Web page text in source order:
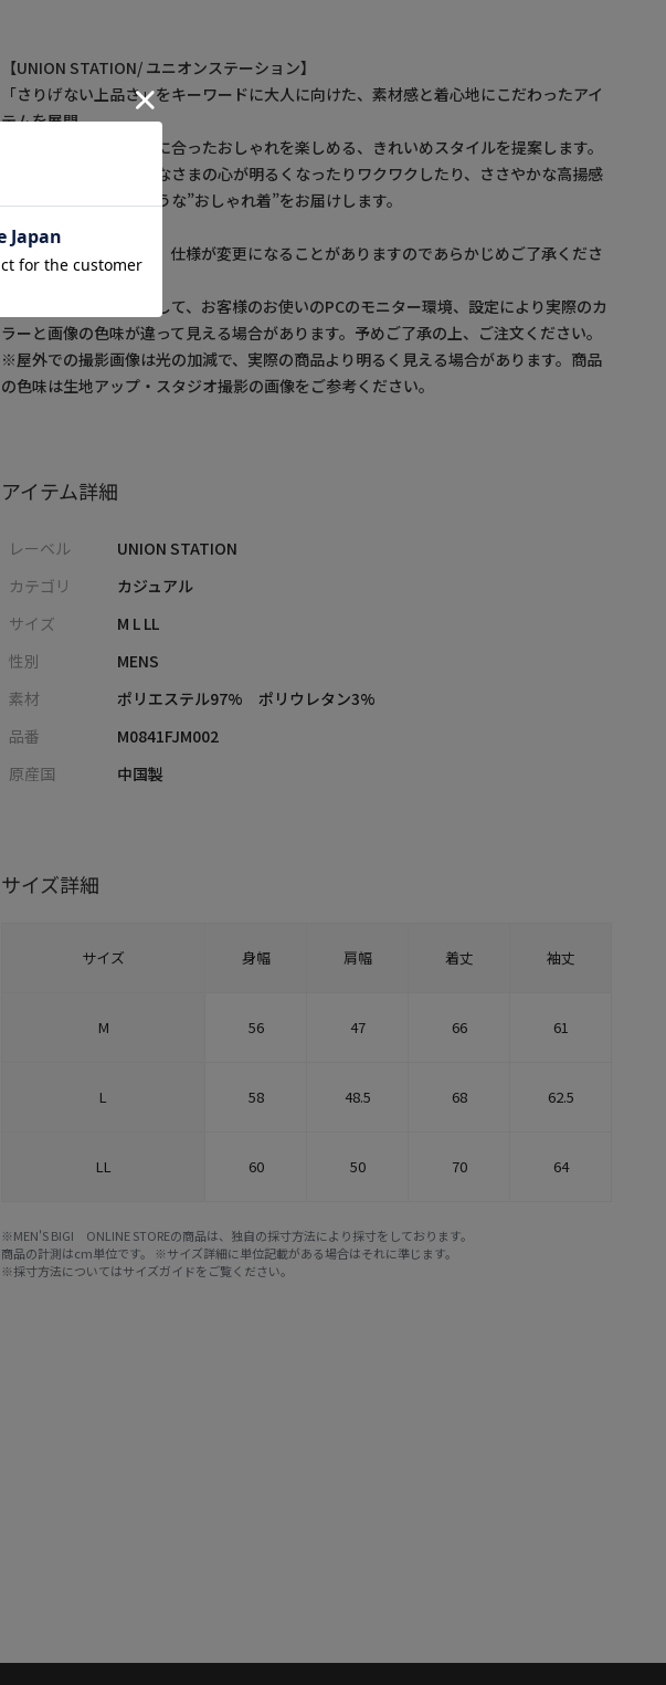
【UNION STATION/ ユニオンステーション】
「さりげない上品さ」をキーワードに大人に向けた、素材感と着心地にこだわったアイ
テムを展開。
肩ひじを張らずに自分に合ったおしゃれを楽しめる、きれいめスタイルを提案します。
私たちは服を通してみなさまの心が明るくなったりワクワクしたり、ささやかな高揚感
を感じていただけるような”おしゃれ着”をお届けします。
※画像はサンプルです。仕様が変更になることがありますのであらかじめご了承くださ
※商品の色味につきまして、お客様のお使いのPCのモニター環境、設定により実際のカ
ラーと画像の色味が違って見える場合があります。予めご了承の上、ご注文ください。
※屋外での撮影画像は光の加減で、実際の商品より明るく見える場合があります。商品
の色味は生地アップ・スタジオ撮影の画像をご参考ください。
アイテム詳細
レーベル
UNION STATION
カテゴリ
カジュアル
サイズ
M L LL
性別
MENS
素材
ポリエステル97% ポリウレタン3%
品番
M0841FJM002
原産国
中国製
サイズ詳細
サイズ 身幅 肩幅 着丈 袖丈
M 56 47 66 61
L 58 48.5 68 62.5
LL 60 50 70 64
※MEN'S BIGI ONLINE STOREの商品は、独自の採寸方法により採寸をしております。
商品の計測はcm単位です。 ※サイズ詳細に単位記載がある場合はそれに準じます。
※採寸方法についてはサイズガイドをご覧ください。